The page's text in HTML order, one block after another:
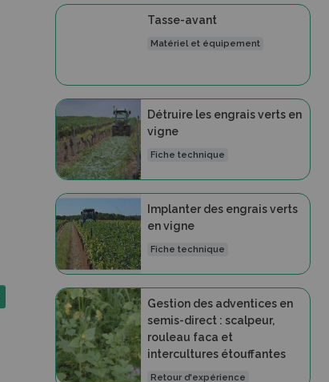
Tasse-avant
Matériel et équipement
Détruire les engrais verts en
vigne
Fiche technique
Implanter des engrais verts
en vigne
Fiche technique
Gestion des adventices en
semis-direct : scalpeur,
rouleau faca et
intercultures étouffantes
Retour d'expérience